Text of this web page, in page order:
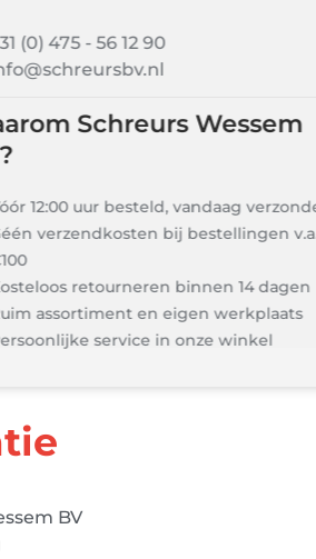
- 56 12 90
Schreurs Wessem
uur besteld, vandaag verzonden!
bij bestellingen v.a.
retourneren binnen 14 dagen
en eigen werkplaats
service in onze winkel
BV